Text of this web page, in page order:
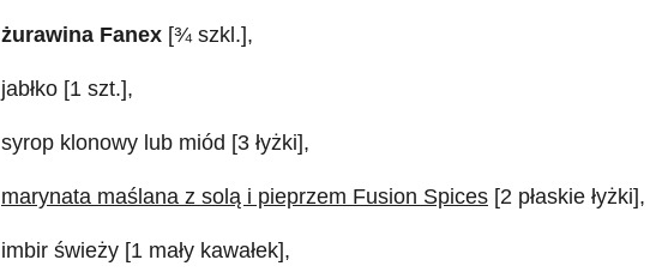
żurawina Fanex [¾ szkl.],
jabłko [1 szt.],
syrop klonowy lub miód [3 łyżki],
marynata maślana z solą i pieprzem Fusion Spices [2 płaskie łyżki],
imbir świeży [1 mały kawałek],